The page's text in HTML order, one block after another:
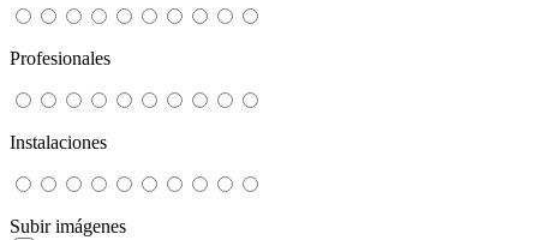
Profesionales
Instalaciones
Subir imágenes